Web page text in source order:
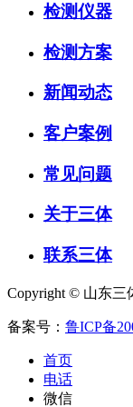
检测仪器
检测方案
新闻动态
客户案例
常见问题
关于三体
联系三体
Copyright © 山东三
备案号： 鲁ICP备
首页
电话
微信